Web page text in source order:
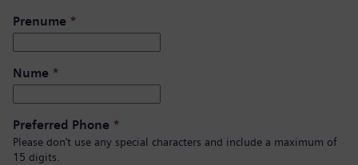
Prenume *
Nume *
Preferred Phone *
Please don’t use any special characters and include a maximum of
15 digits.